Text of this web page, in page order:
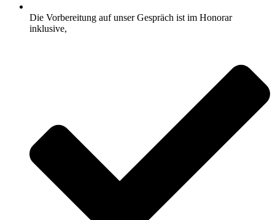
Die Vorbereitung auf unser Gespräch ist im Honorar
inklusive,